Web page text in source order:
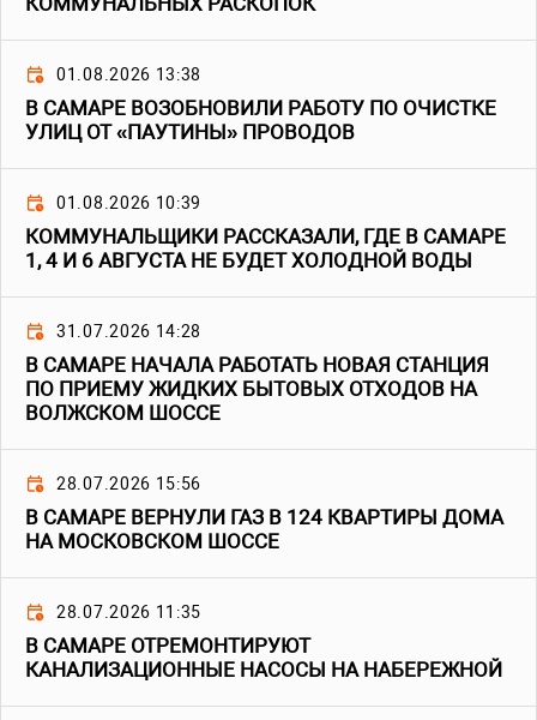
01.08.2026 13:38
В САМАРЕ ВОЗОБНОВИЛИ РАБОТУ ПО ОЧИСТКЕ
УЛИЦ ОТ «ПАУТИНЫ» ПРОВОДОВ
01.08.2026 10:39
КОММУНАЛЬЩИКИ РАССКАЗАЛИ, ГДЕ В САМАРЕ
1, 4 И 6 АВГУСТА НЕ БУДЕТ ХОЛОДНОЙ ВОДЫ
31.07.2026 14:28
В САМАРЕ НАЧАЛА РАБОТАТЬ НОВАЯ СТАНЦИЯ
ПО ПРИЕМУ ЖИДКИХ БЫТОВЫХ ОТХОДОВ НА
ВОЛЖСКОМ ШОССЕ
28.07.2026 15:56
В САМАРЕ ВЕРНУЛИ ГАЗ В 124 КВАРТИРЫ ДОМА
НА МОСКОВСКОМ ШОССЕ
28.07.2026 11:35
В САМАРЕ ОТРЕМОНТИРУЮТ
КАНАЛИЗАЦИОННЫЕ НАСОСЫ НА НАБЕРЕЖНОЙ